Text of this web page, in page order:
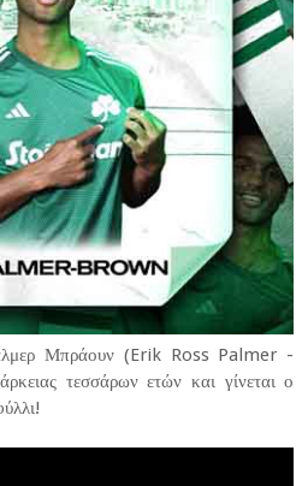
Μπράουν (Erik Ross Palmer -
τεσσάρων ετών και γίνεται ο